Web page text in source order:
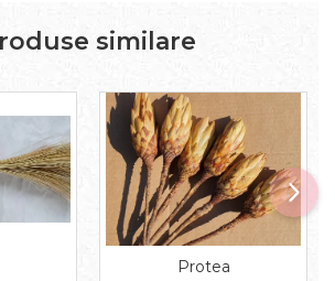
similare
Protea